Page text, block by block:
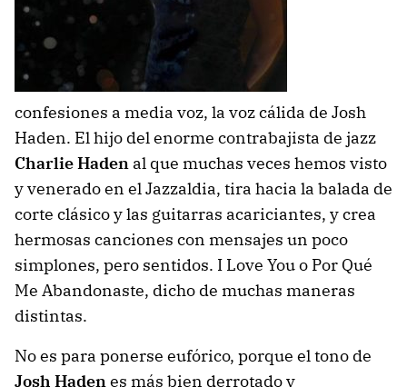
confesiones a media voz, la voz cálida de Josh
Haden. El hijo del enorme contrabajista de jazz
Charlie Haden al que muchas veces hemos visto
y venerado en el Jazzaldia, tira hacia la balada de
corte clásico y las guitarras acariciantes, y crea
hermosas canciones con mensajes un poco
simplones, pero sentidos. I Love You o Por Qué
Me Abandonaste, dicho de muchas maneras
distintas.
No es para ponerse eufórico, porque el tono de
Josh Hadenes más bien derrotado y